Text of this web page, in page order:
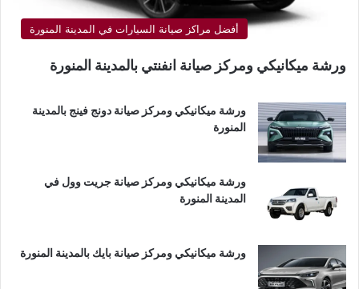
أفضل مراكز صيانة السيارات في المدينة المنورة
ورشة ميكانيكي ومركز صيانة انفنتي بالمدينة المنورة
ورشة ميكانيكي ومركز صيانة دونج فينج بالمدينة
المنورة
ورشة ميكانيكي ومركز صيانة جريت وول في
المدينة المنورة
ورشة ميكانيكي ومركز صيانة بايك بالمدينة المنورة